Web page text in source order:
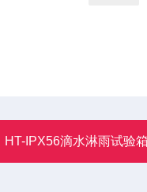
HT-IPX56滴水淋雨试验